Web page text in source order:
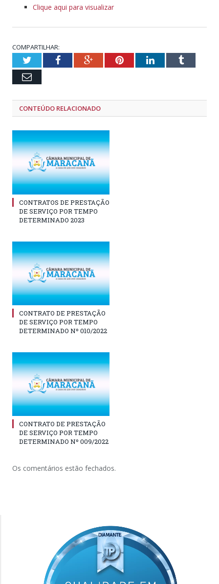
Clique aqui para visualizar
COMPARTILHAR:
TwitterFacebookGoogle+PinterestLinkedInTumblr
Email
CONTEÚDO RELACIONADO
CONTRATOS DE PRESTAÇÃO
DE SERVIÇO POR TEMPO
DETERMINADO 2023
CONTRATO DE PRESTAÇÃO
DE SERVIÇO POR TEMPO
DETERMINADO Nº 010/2022
CONTRATO DE PRESTAÇÃO
DE SERVIÇO POR TEMPO
DETERMINADO Nº 009/2022
Os comentários estão fechados.